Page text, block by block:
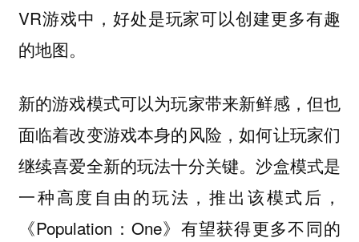
VR游戏中，好处是玩家可以创建更多有趣
的地图。
新的游戏模式可以为玩家带来新鲜感，但也
面临着改变游戏本身的风险，如何让玩家们
继续喜爱全新的玩法十分关键。沙盒模式是
一种高度自由的玩法，推出该模式后，
《Population：One》有望获得更多不同的